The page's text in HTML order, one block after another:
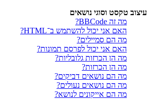
עיצוב טקסט וסוגי נושאים
מה זה BBCode?
האם אני יכול להשתמש ב־HTML?
מה הם סמיילים?
האם אני יכול לפרסם תמונות?
מה הן הכרזות גלובליות?
מה הן הכרזות?
מה הם נושאים דביקים?
מה הם נושאים נעולים?
מה הם אייקונים לנושא?